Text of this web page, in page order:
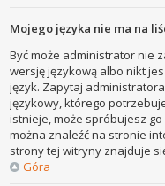
Mojego języka nie ma na
Być może administrator nie
wersję językową albo nikt
język. Zapytaj
językowy, którego
istnieje, może spróbujesz
można znaleźć na stronie
strony tej witryny znajduje
Góra